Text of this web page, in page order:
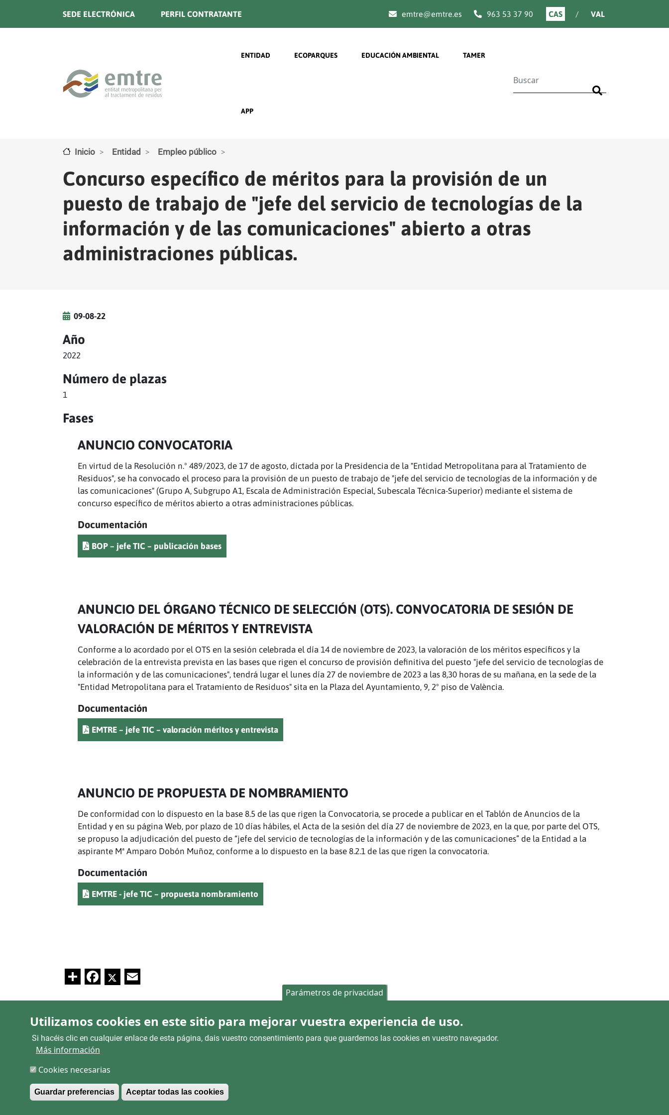
SEDE ELECTRÓNICA PERFIL CONTRATANTE emtre@emtre.es 963 53 37 90 CAS VAL
ENTIDAD ECOPARQUES EDUCACIÓN AMBIENTAL TAMER
APP
Inicio Entidad Empleo público
Concurso específico de méritos para la provisión de un
puesto de trabajo de "jefe del servicio de tecnologías de la
información y de las comunicaciones" abierto a otras
administraciones públicas.
09-08-22
Año
2022
Número de plazas
1
Fases
ANUNCIO CONVOCATORIA
En virtud de la Resolución n.º 489/2023, de 17 de agosto, dictada por la Presidencia de la "Entidad Metropolitana para al Tratamiento de
Residuos", se ha convocado el proceso para la provisión de un puesto de trabajo de "jefe del servicio de tecnologías de la información y de
las comunicaciones" (Grupo A, Subgrupo A1, Escala de Administración Especial, Subescala Técnica-Superior) mediante el sistema de
concurso específico de méritos abierto a otras administraciones públicas.
Documentación
BOP – jefe TIC – publicación bases
ANUNCIO DEL ÓRGANO TÉCNICO DE SELECCIÓN (OTS). CONVOCATORIA DE SESIÓN DE
VALORACIÓN DE MÉRITOS Y ENTREVISTA
Conforme a lo acordado por el OTS en la sesión celebrada el día 14 de noviembre de 2023, la valoración de los méritos específicos y la
celebración de la entrevista prevista en las bases que rigen el concurso de provisión definitiva del puesto "jefe del servicio de tecnologías de
la información y de las comunicaciones", tendrá lugar el lunes día 27 de noviembre de 2023 a las 8,30 horas de su mañana, en la sede de la
"Entidad Metropolitana para el Tratamiento de Residuos" sita en la Plaza del Ayuntamiento, 9, 2º piso de València.
Documentación
EMTRE – jefe TIC – valoración méritos y entrevista
ANUNCIO DE PROPUESTA DE NOMBRAMIENTO
De conformidad con lo dispuesto en la base 8.5 de las que rigen la Convocatoria, se procede a publicar en el Tablón de Anuncios de la
Entidad y en su página Web, por plazo de 10 días hábiles, el Acta de la sesión del día 27 de noviembre de 2023, en la que, por parte del OTS,
se propuso la adjudicación del puesto de “jefe del servicio de tecnologías de la información y de las comunicaciones” de la Entidad a la
aspirante Mª Amparo Dobón Muñoz, conforme a lo dispuesto en la base 8.2.1 de las que rigen la convocatoria.
Documentación
EMTRE - jefe TIC – propuesta nombramiento
ShareFacebook
Twitter
LEGAL
Parámetros de privacidad
Utilizamos cookies en este sitio para mejorar vuestra experiencia de uso.
Si hacéis clic en cualquier enlace de esta página, dais vuestro consentimiento para que guardemos las cookies en vuestro navegador.
Más información
Cookies necesarias
Guardar preferencias Aceptar todas las cookies